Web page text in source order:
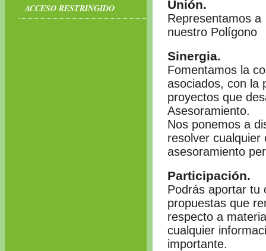
ACCESO RESTRINGIDO
Unión.
Representamos
nuestro Polígono
Sinergia.
Fomentamos la
asociados, con la
proyectos que
Asesoramiento.
Nos ponemos a
resolver cualquier
asesoramiento
Participación.
Podrás aportar tu
propuestas que
respecto a
cualquier
importante.